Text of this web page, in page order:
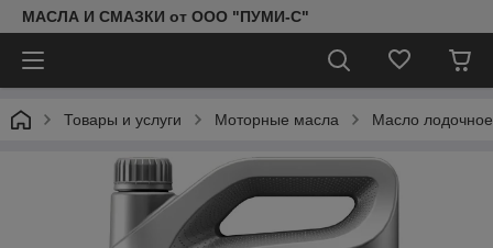
МАСЛА И СМАЗКИ от ООО "ПУМИ-С"
Товары и услуги Моторные масла Масло